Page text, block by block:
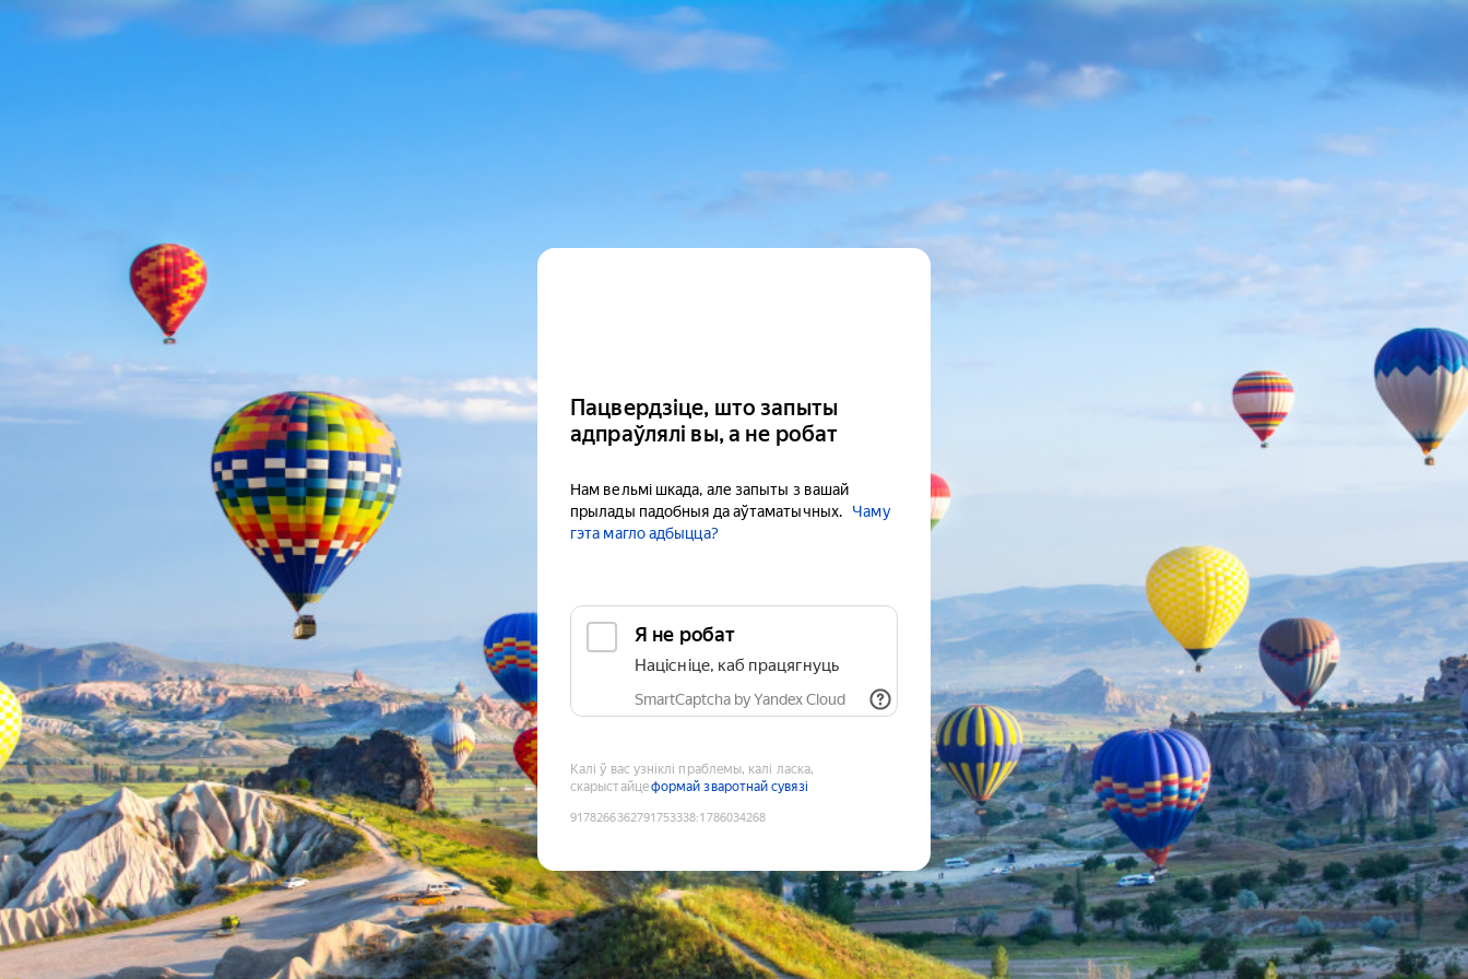
Пацвердзіце, што запыты
адпраўлялі вы, а не робат
Нам вельмі шкада, але запыты з вашай
прылады падобныя да аўтаматычных.
Чаму
гэта магло адбыцца?
Я не робат
Націсніце, каб працягнуць
SmartCaptcha by Yandex Cloud
Калі ў вас узніклі праблемы, калі ласка,
скарыстайцеформай зваротнай сувязі
9178266362791753338:1786034268